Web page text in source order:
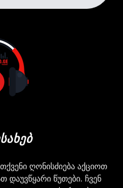
ღონისძიება აქციოთ
დაუვწყარი წუთები. ჩვენ